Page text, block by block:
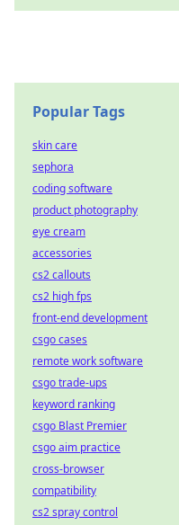
Popular Tags
skin care
sephora
coding software
product photography
eye cream
accessories
cs2 callouts
cs2 high fps
front-end development
csgo cases
remote work software
csgo trade-ups
keyword ranking
csgo Blast Premier
csgo aim practice
cross-browser
compatibility
cs2 spray control